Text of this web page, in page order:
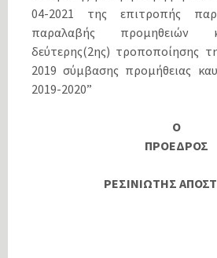
04-2021 της επιτροπής
παραλαβής προμηθειών
δεύτερης(2ης) τροποποίησης
2019 σύμβασης προμήθειας
2019-2020”
Ο
ΠΡΟΕΔΡΟΣ
ΡΕΣΙΝΙΩΤΗΣ